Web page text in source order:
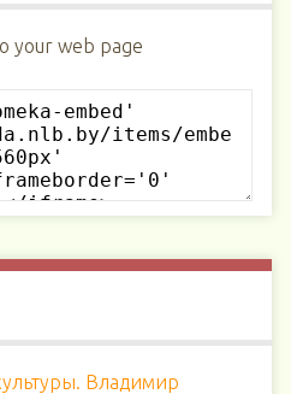
your web page
Владимир